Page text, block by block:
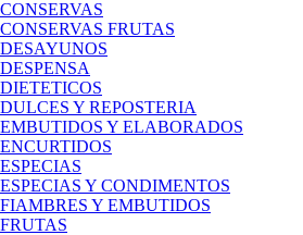
CONSERVAS
CONSERVAS FRUTAS
DESAYUNOS
DESPENSA
DIETETICOS
DULCES Y REPOSTERIA
EMBUTIDOS Y ELABORADOS
ENCURTIDOS
ESPECIAS
ESPECIAS Y CONDIMENTOS
FIAMBRES Y EMBUTIDOS
FRUTAS